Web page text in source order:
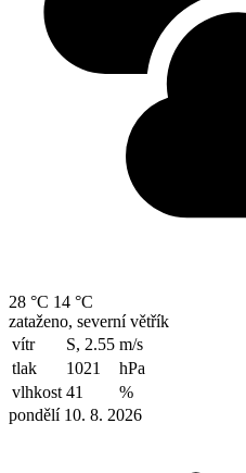
28 °C 14 °C
zataženo, severní větřík
vítr
S, 2.55 m/s
tlak
1021
hPa
vlhkost 41
%
pondělí 10. 8. 2026